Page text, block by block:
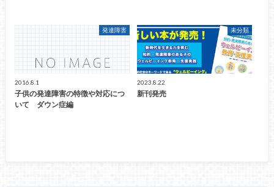
発達障害
2016.8.1
子供の発達障害の特徴や対応につ
いて ダウン症編
未分類
2023.8.22
新刊発売